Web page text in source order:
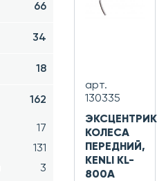
66
34
18
162
17
131
3
арт.
130335
ЭКСЦЕНТРИК
КОЛЕСА
ПЕРЕДНИЙ,
KENLI KL-
800A